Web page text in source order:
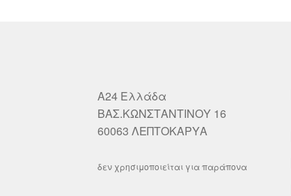
A24 Ελλάδα
ΒΑΣ.ΚΩΝΣΤΑΝΤΙΝΟΥ 16
60063 ΛΕΠΤΟΚΑΡΥΑ
δεν χρησιμοποιείται για παράπονα